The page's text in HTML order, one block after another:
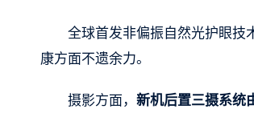
全球首发非偏振自然光护眼技
康方面不遗余力。
摄影方面， 新机后置三摄系统